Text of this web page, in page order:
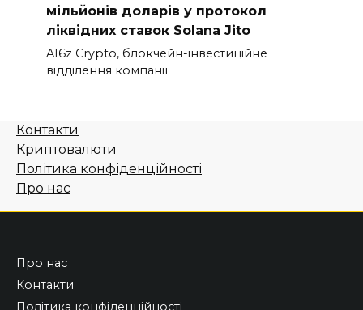
мільйонів доларів у протокол
ліквідних ставок Solana Jito
A16z Crypto, блокчейн-інвестиційне
відділення компанії
Контакти
Криптовалюти
Політика конфіденційності
Про нас
Про нас
Контакти
Політика конфіденційності